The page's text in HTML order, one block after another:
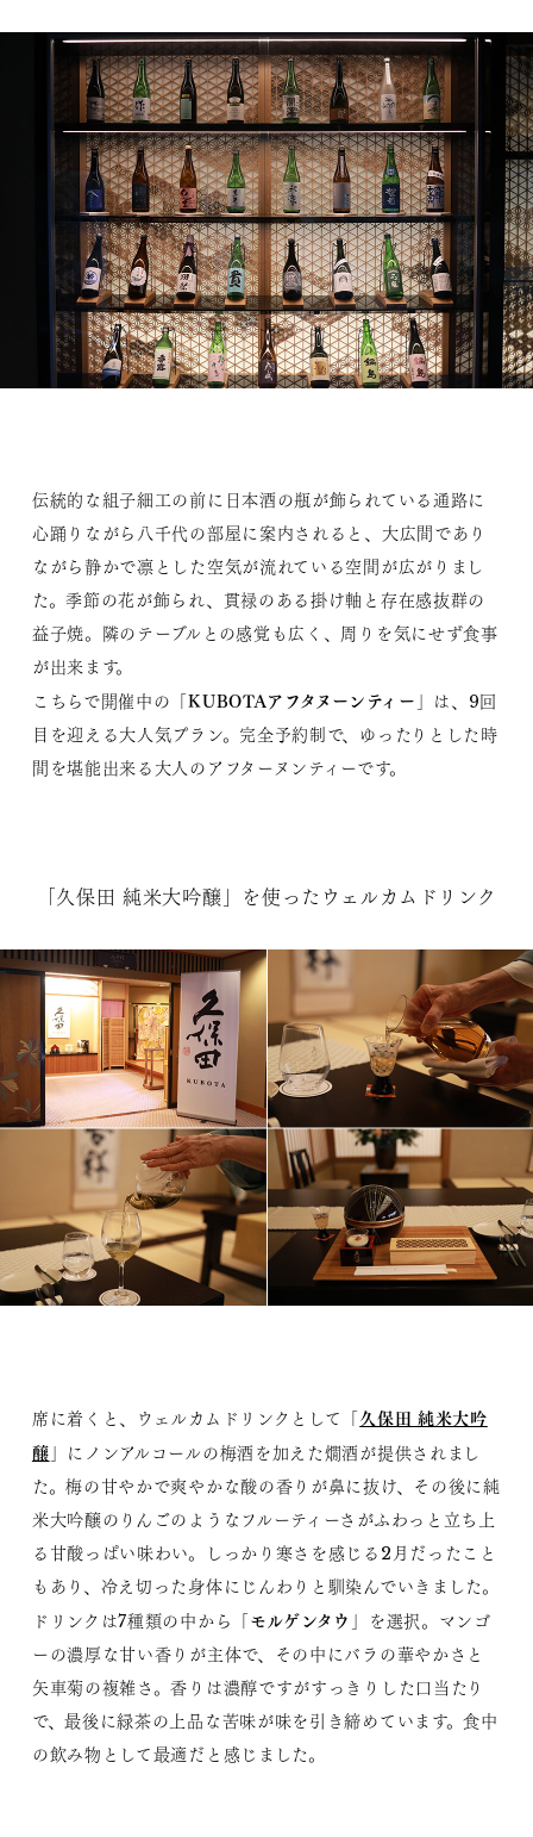
伝統的な組子細工の前に日本酒の瓶が飾られている通路に
心踊りながら八千代の部屋に案内されると、大広間であり
ながら静かで凛とした空気が流れている空間が広がりまし
た。季節の花が飾られ、貫禄のある掛け軸と存在感抜群の
益子焼。隣のテーブルとの感覚も広く、周りを気にせず食事
が出来ます。
こちらで開催中の「KUBOTAアフタヌーンティー 」は、9回
目を迎える大人気プラン。完全予約制で、ゆったりとした時
間を堪能出来る大人のアフターヌンティーです。
「久保田 純米大吟醸」を使ったウェルカムドリンク
席に着くと、ウェルカムドリンクとして「久保田 純米大吟
醸 」にノンアルコールの梅酒を加えた燗酒が提供されまし
た。梅の甘やかで爽やかな酸の香りが鼻に抜け、その後に純
米大吟醸のりんごのようなフルーティーさがふわっと立ち上
る甘酸っぱい味わい。しっかり寒さを感じる2月だったこと
もあり、冷え切った身体にじんわりと馴染んでいきました。
ドリンクは7種類の中から「モルゲンタウ 」を選択。マンゴ
ーの濃厚な甘い香りが主体で、その中にバラの華やかさと
矢車菊の複雑さ。香りは濃醇ですがすっきりした口当たり
で、最後に緑茶の上品な苦味が味を引き締めています。食中
の飲み物として最適だと感じました。